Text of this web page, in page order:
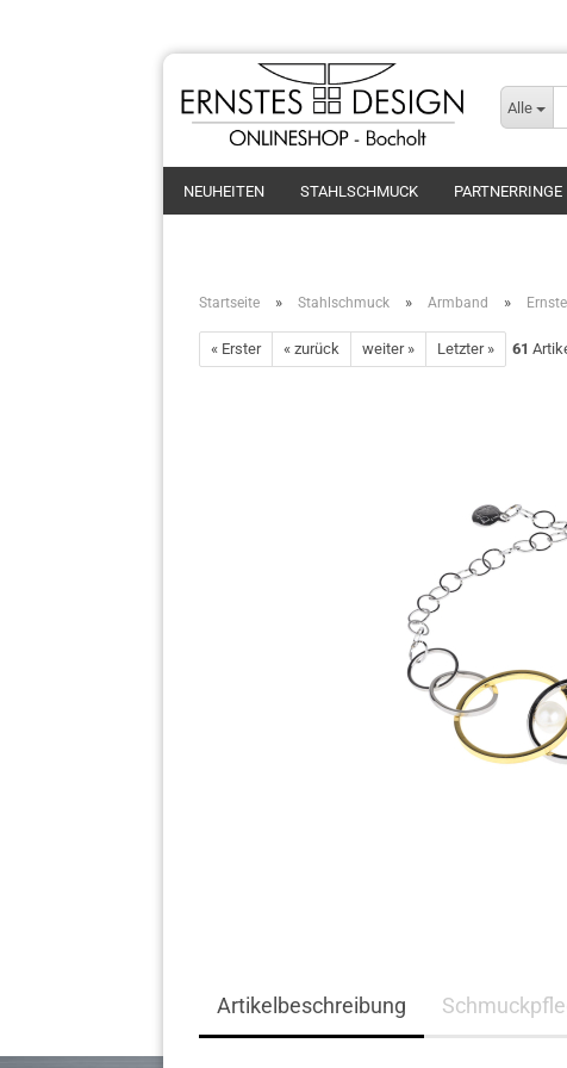
Alle
NEUHEITEN STAHLSCHMUCK PARTNERRINGE
Startseite » Stahlschmuck » Armband »
« Erster « zurück weiter » Letzter » 61
Artikelbeschreibung